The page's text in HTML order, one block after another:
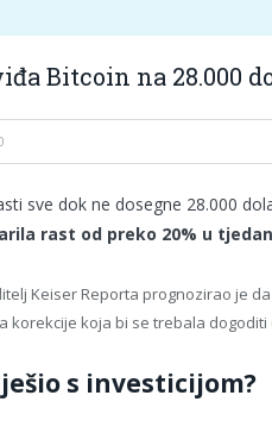
Bitcoin na 28.000
sve dok ne dosegne 28.000
rast od preko 20% u
Keiser Reporta prognozirao je
korekcije koja bi se trebala dogoditi
s investicijom?